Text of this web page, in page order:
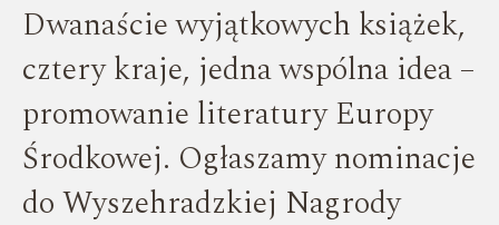
Dwanaście wyjątkowych książek,
cztery kraje, jedna wspólna idea –
promowanie literatury Europy
Środkowej. Ogłaszamy nominacje
do Wyszehradzkiej Nagrody